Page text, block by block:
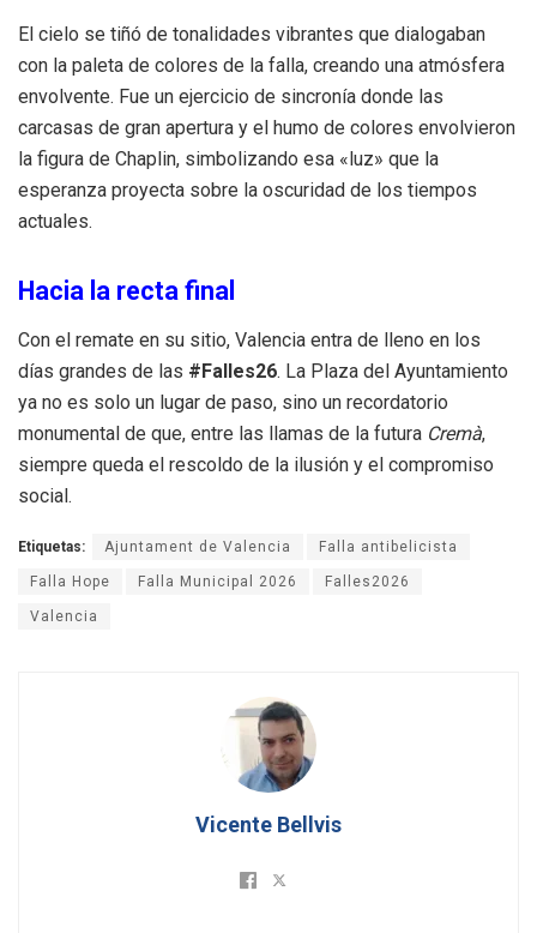
El cielo se tiñó de tonalidades vibrantes que dialogaban
con la paleta de colores de la falla, creando una atmósfera
envolvente. Fue un ejercicio de sincronía donde las
carcasas de gran apertura y el humo de colores envolvieron
la figura de Chaplin, simbolizando esa «luz» que la
esperanza proyecta sobre la oscuridad de los tiempos
actuales.
Hacia la recta final
Con el remate en su sitio, Valencia entra de lleno en los
días grandes de las #Falles26. La Plaza del Ayuntamiento
ya no es solo un lugar de paso, sino un recordatorio
monumental de que, entre las llamas de la futura Cremà,
siempre queda el rescoldo de la ilusión y el compromiso
social.
Etiquetas: Ajuntament de Valencia Falla antibelicista
Falla Hope Falla Municipal 2026 Falles2026
Valencia
Vicente Bellvis